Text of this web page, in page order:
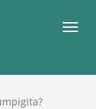
მენიუ